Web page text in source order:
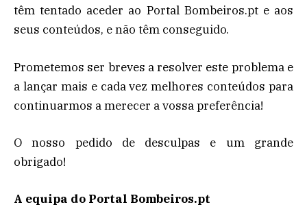
têm tentado aceder ao Portal Bombeiros.pt e aos
seus conteúdos, e não têm conseguido.
Prometemos ser breves a resolver este problema e
a lançar mais e cada vez melhores conteúdos para
continuarmos a merecer a vossa preferência!
O nosso pedido de desculpas e um grande
obrigado!
A equipa do Portal Bombeiros.pt